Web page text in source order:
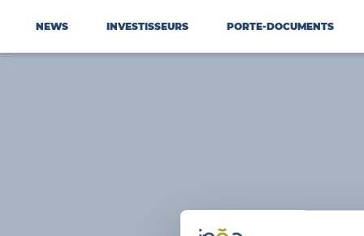
NEWS INVESTISSEURS PORTE-DOCUMENTS